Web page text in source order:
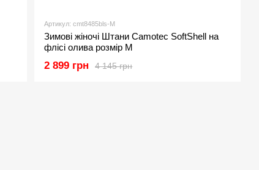
Артикул: cmt8485bls-M
Зимові жіночі Штани Camotec SoftShell на
флісі олива розмір M
4 145 грн
2 899 грн